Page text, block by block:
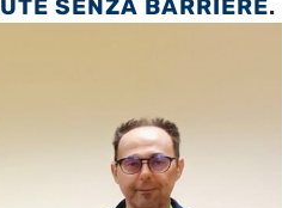
SENZA BARRIERE.